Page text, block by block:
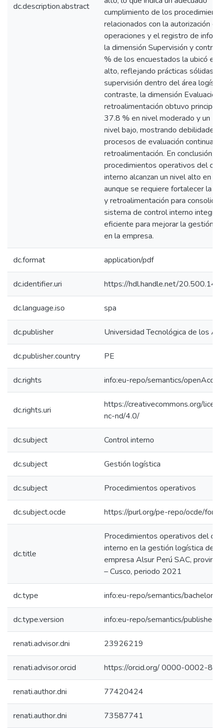
dc.description.abstract
cumplimiento de los
relacionados con la autorización
operaciones y el registro de
la dimensión Supervisión y
% de los encuestados la ubicó en
alto, reflejando prácticas sólidas
supervisión dentro del área
contraste, la dimensión
retroalimentación obtuvo
37.8 % en nivel moderado y un
nivel bajo, mostrando
procesos de evaluación continua y
retroalimentación. En conclusión,
procedimientos operativos del
interno alcanzan un nivel alto en
aunque se requiere fortalecer la
y retroalimentación para
sistema de control interno
eficiente para mejorar la gestión
en la empresa.
dc.format application/pdf
dc.identifier.uri https://hdl.handle.net/
dc.language.iso spa
dc.publisher Universidad Tecnológica de los
dc.publisher.country PE
dc.rights info:eu-repo/semantics/
dc.rights.uri
https://creativecommons.org/
nc-nd/4.0/
dc.subject Control interno
dc.subject Gestión logística
dc.subject Procedimientos operativos
dc.subject.ocde https://purl.org/pe-repo/ocde/
dc.title
Procedimientos operativos del
interno en la gestión logística de
empresa Alsur Perú SAC,
– Cusco, periodo 2021
dc.type info:eu-repo/semantics/
dc.type.version info:eu-repo/semantics/
renati.advisor.dni 23926219
renati.advisor.orcid https://orcid.org/ 0000-0002-
renati.author.dni 77420424
renati.author.dni 73587741